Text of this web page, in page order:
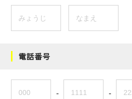
電話番号
- -